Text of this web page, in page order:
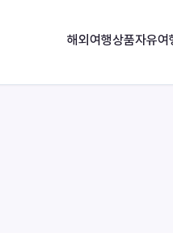
해외여행상품자유여